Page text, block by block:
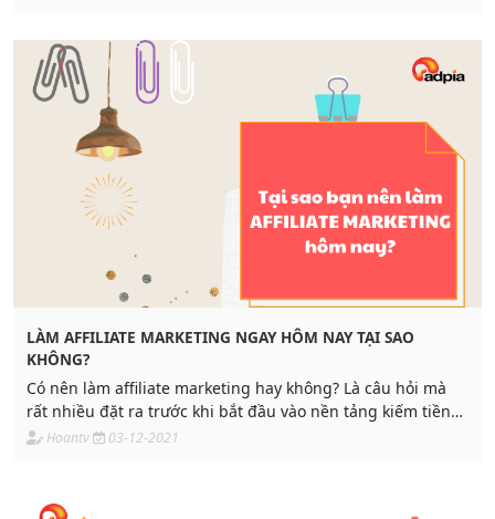
cùng chúng tôi tìm hiểu ở bài viết dưới đây nhé!!!
LÀM AFFILIATE MARKETING NGAY HÔM NAY TẠI SAO
KHÔNG?
Có nên làm affiliate marketing hay không? Là câu hỏi mà
rất nhiều đặt ra trước khi bắt đầu vào nền tảng kiếm tiền
online này.
Hoantv 03-12-2021